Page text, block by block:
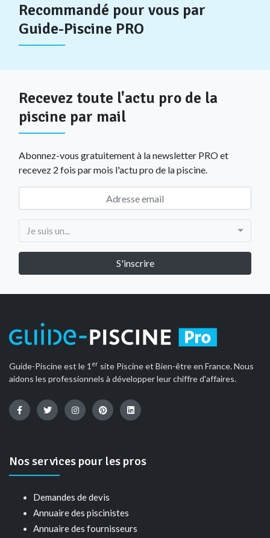
Recommandé pour vous par
Guide-Piscine PRO
Recevez toute l'actu pro de la
piscine par mail
Abonnez-vous gratuitement à la newsletter PRO et
recevez 2 fois par mois l'actu pro de la piscine.
Je suis un...
Guide-Piscine est le 1 er site Piscine et Bien-être en France. Nous
aidons les professionnels à développer leur chiffre d'affaires.
Nos services pour les pros
Demandes de devis
Annuaire des piscinistes
Annuaire des fournisseurs